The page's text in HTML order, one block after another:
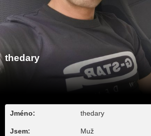
thedary
Jméno: thedary
Jsem: Muž